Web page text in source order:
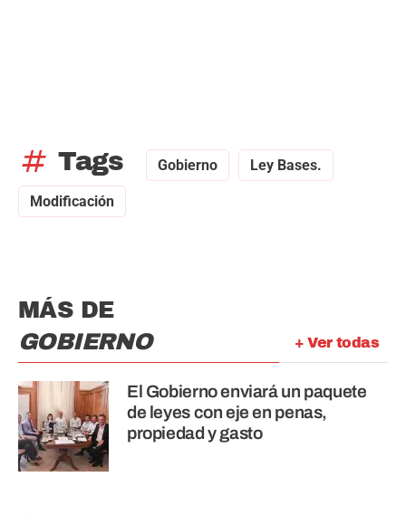
tag Tags Gobierno Ley Bases.
Modificación
+ Ver todas
MÁS DE
GOBIERNO
El Gobierno enviará un paquete
de leyes con eje en penas,
propiedad y gasto